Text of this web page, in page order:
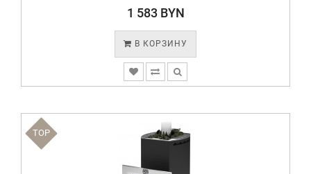
1 583 BYN
В КОРЗИНУ
TOP